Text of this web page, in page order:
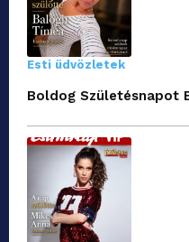
Esti üdvözletek
Boldog Születésnapot